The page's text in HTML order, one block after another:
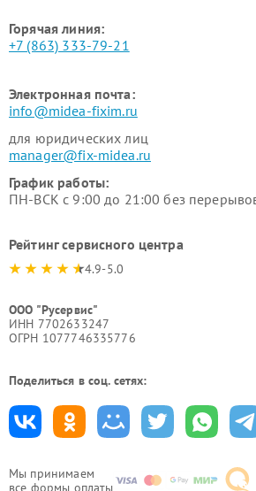
Мы принимаем
все формы оплаты
Горячая линия:
+7 (863) 333-79-21
Электронная почта:
info@midea-fixim.ru
для юридических лиц
manager@fix-midea.ru
График работы:
ПН-ВСК с 9:00 до 21:00 без
Рейтинг сервисного центра
4.9-5.0
ООО "Русервис"
ИНН 7702633247
ОГРН 1077746335776
Поделиться в соц. сетях: